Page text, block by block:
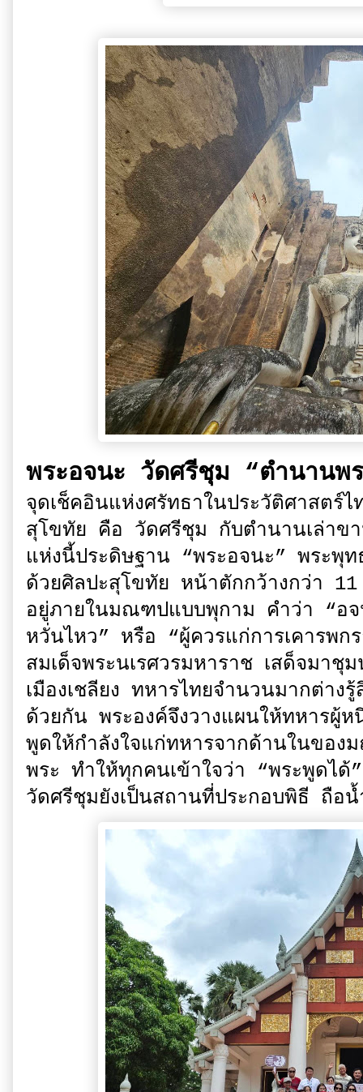
พระอจนะ วัดศรีชุม “ตำนานพ
จุดเช็คอินแห่งศรัทธาในประวัติศาสตร์
สุโขทัย คือ วัดศรีชุม กับตำนานเล่าข
แห่งนี้ประดิษฐาน “พระอจนะ” พระพุ
ด้วยศิลปะสุโขทัย หน้าตักกว้างกว่า
อยู่ภายในมณฑปแบบพุกาม คำว่า “อ
หวั่นไหว” หรือ “ผู้ควรแก่การเคารพก
สมเด็จพระนเรศวรมหาราช เสด็จมา
เมืองเชลียง ทหารไทยจำนวนมากต่าง
ด้วยกัน พระองค์จึงวางแผนให้ทหารผู้
พูดให้กำลังใจแก่ทหารจากด้านในของ
พระ ทำให้ทุกคนเข้าใจว่า “พระพูดไ
วัดศรีชุมยังเป็นสถานที่ประกอบพิธี ถื